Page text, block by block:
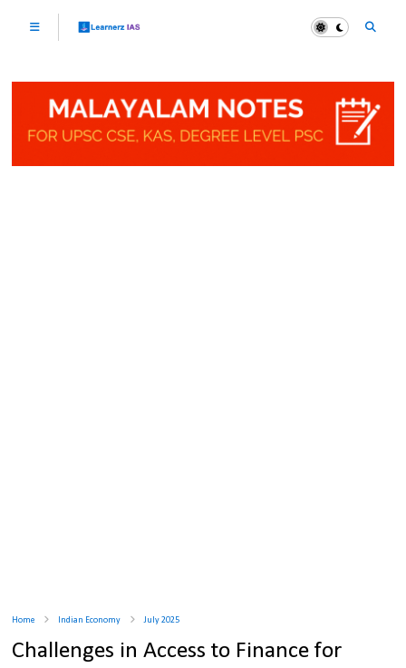
Home Indian Economy July 2025
Challenges in Access to Finance for